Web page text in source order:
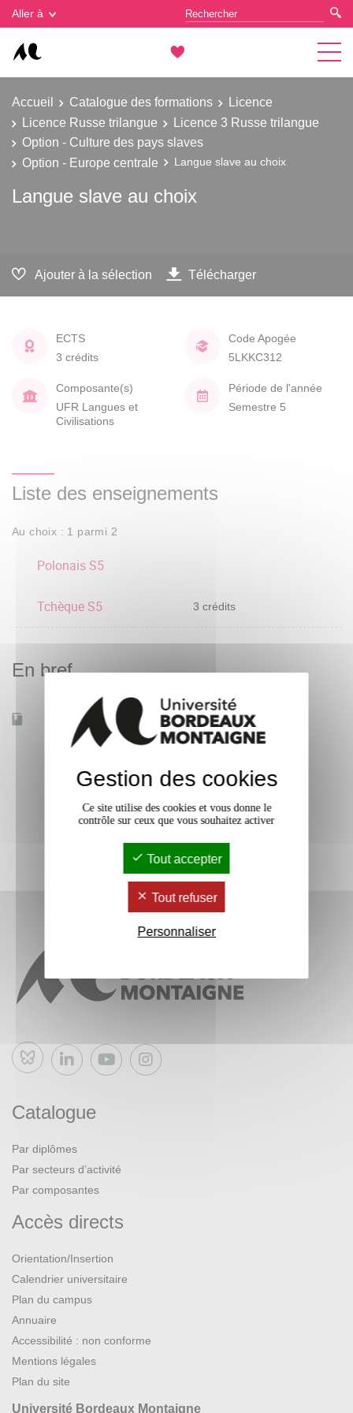
Aller à
Accueil Catalogue des formations
Licence
Licence Russe trilangue
Licence 3 Russe trilangue
Option - Culture des pays slaves
Option - Europe centrale
Langue slave au choix
Langue slave au choix
Ajouter à la sélection Télécharger
ECTS
3 crédits
Code Apogée
5LKKC312
Composante(s)
UFR Langues et
Civilisations
Période de l'année
Semestre 5
Liste des enseignements
Au choix : 1 parmi 2
Polonais S5
Tchèque S5 3 crédits
En bref
Accessible à distance Non
Bluesky
Catalogue
Par diplômes
Par secteurs d’activité
Par composantes
Accès directs
Orientation/Insertion
Calendrier universitaire
Plan du campus
Annuaire
Accessibilité : non conforme
Mentions légales
Plan du site
Université Bordeaux Montaigne
Gestion des cookies
Gestion des cookies
Ce site utilise des cookies et vous donne le
contrôle sur ceux que vous souhaitez activer
Tout accepter
Tout refuser
Personnaliser